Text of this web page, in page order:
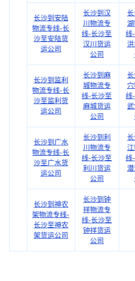
长沙到安陆
物流专线-长
沙至安陆货
运公司
长沙到汉
川物流专
线-长沙至
汉川货运
公司
线
长沙到监利
物流专线-长
沙至监利货
运公司
长沙到麻
城物流专
线-长沙至
麻城货运
公司
线
长沙到广水
物流专线-长
沙至广水货
运公司
长沙到利
川物流专
线-长沙至
利川货运
公司
线
长沙到神农
架物流专线-
长沙至神农
架货运公司
长沙到钟
祥物流专
线-长沙至
钟祥货运
公司